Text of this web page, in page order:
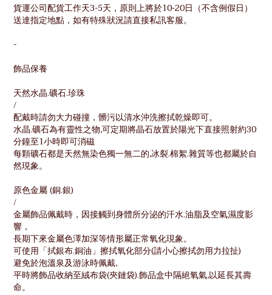
貨運公司配貨工作天3-5天， 原則上將於10-20日（不含例假日）
送達指定地點， 如有特殊狀況請直接私訊客服。
-
飾品保養
天然水晶.礦石.珍珠
/
配戴時請勿大力碰撞， 髒污以清水沖洗擦拭乾燥即可。
水晶.礦石為有靈性之物,可定期將晶石放置於陽光下直接照射約30
分鐘至1小時即可消磁
每顆礦石都是天然無染色獨一無二的,冰裂.棉絮.雜質等也都屬於自
然現象。
原色金屬 (銅.銀)
/
金屬飾品佩戴時，因接觸到身體所分泌的汗水.油脂及空氣濕度影
響，
長期下來金屬色澤加深等情形屬正常氧化現象。
可使用「拭銀布.銅油」擦拭氧化部分(請小心擦拭勿用力拉扯)
避免於泡溫泉及游泳時佩戴,
平時將飾品收納至絨布袋(夾鏈袋).飾品盒中隔絕氧氣,以延長其壽
命。